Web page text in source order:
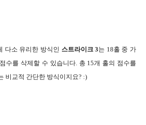
다소 유리한 방식인 스트라이크 3는 18홀 중 가
수를 삭제할 수 있습니다. 총 15개 홀의 점수를
비교적 간단한 방식이지요? :)